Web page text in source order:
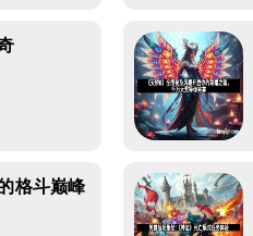
格斗巅峰